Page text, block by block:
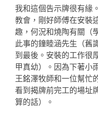
我和這個告示牌很有緣
教會，剛好師傅在安裝
趣，何況和燒陶有關（
此事的鐘睦涵先生（舊
到最後。安裝的工作很
甲真幼）。因為下著小
王銘澤牧師和一位幫忙
看到揭牌前完工的場址
算的話）。